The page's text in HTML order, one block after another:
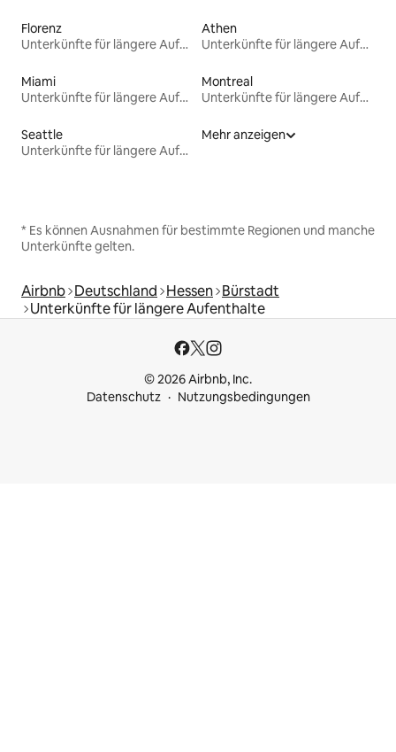
Florenz
Unterkünfte für längere Aufenthalte
Athen
Unterkünfte für längere Aufenthalte
Miami
Unterkünfte für längere Aufenthalte
Montreal
Unterkünfte für längere Aufenthalte
Seattle
Unterkünfte für längere Aufenthalte
Mehr anzeigen
* Es können Ausnahmen für bestimmte Regionen und manche
Unterkünfte gelten.
Airbnb Deutschland Hessen Bürstadt
Unterkünfte für längere Aufenthalte
© 2026 Airbnb, Inc.
Datenschutz
Nutzungsbedingungen